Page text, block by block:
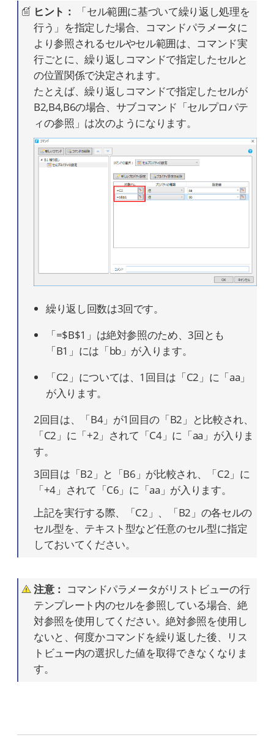
ヒント：
「セル範囲に基づいて繰り返し処理を
行う」を指定した場合、コマンドパラメータに
より参照されるセルやセル範囲は、コマンド実
行ごとに、繰り返しコマンドで指定したセルと
の位置関係で決定されます。
たとえば、繰り返しコマンドで指定したセルが
B2,B4,B6の場合、サブコマンド「セルプロパテ
ィの参照」は次のようになります。
繰り返し回数は3回です。
「=$B$1」は絶対参照のため、3回とも
「B1」には「bb」が入ります。
「C2」については、1回目は「C2」に「aa」
が入ります。
2回目は、「B4」が1回目の「B2」と比較され、
「C2」に「+2」されて「C4」に「aa」が入りま
す。
3回目は「B2」と「B6」が比較され、「C2」に
「+4」されて「C6」に「aa」が入ります。
上記を実行する際、「C2」、「B2」の各セルの
セル型を、テキスト型など任意のセル型に指定
しておいてください。
注意： コマンドパラメータがリストビューの行
テンプレート内のセルを参照している場合、絶
対参照を使用してください。絶対参照を使用し
ないと、何度かコマンドを繰り返した後、リス
トビュー内の選択した値を取得できなくなりま
す。